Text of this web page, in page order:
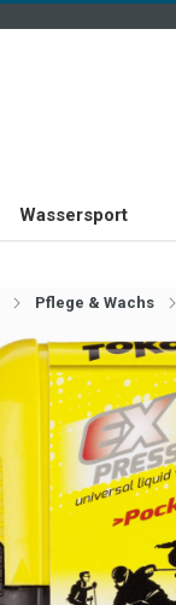
Wassersport
Pflege & Wachs